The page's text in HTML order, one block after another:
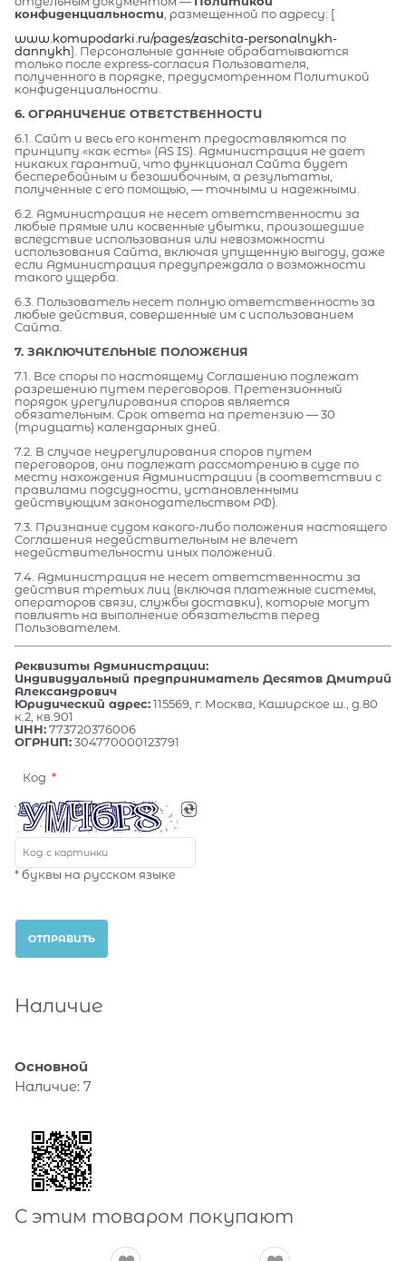
конфиденциальности , размещенной по адресу: [
www.komupodarki.ru/pages/zaschita-personalnykh-
dannykh]. Персональные данные обрабатываются
только после express-согласия Пользователя,
полученного в порядке, предусмотренном Политикой
конфиденциальности.
6. ОГРАНИЧЕНИЕ ОТВЕТСТВЕННОСТИ
6.1. Сайт и весь его контент предоставляются по
принципу «как есть» (AS IS). Администрация не дает
никаких гарантий, что функционал Сайта будет
бесперебойным и безошибочным, а результаты,
полученные с его помощью, — точными и надежными.
6.2. Администрация не несет ответственности за
любые прямые или косвенные убытки, произошедшие
вследствие использования или невозможности
использования Сайта, включая упущенную выгоду, даже
если Администрация предупреждала о возможности
такого ущерба.
6.3. Пользователь несет полную ответственность за
любые действия, совершенные им с использованием
Сайта.
7. ЗАКЛЮЧИТЕЛЬНЫЕ ПОЛОЖЕНИЯ
7.1. Все споры по настоящему Соглашению подлежат
разрешению путем переговоров. Претензионный
порядок урегулирования споров является
обязательным. Срок ответа на претензию — 30
(тридцать) календарных дней.
7.2. В случае неурегулирования споров путем
переговоров, они подлежат рассмотрению в суде по
месту нахождения Администрации (в соответствии с
правилами подсудности, установленными
действующим законодательством РФ).
7.3. Признание судом какого-либо положения настоящего
Соглашения недействительным не влечет
недействительности иных положений.
7.4. Администрация не несет ответственности за
действия третьих лиц (включая платежные системы,
операторов связи, службы доставки), которые могут
повлиять на выполнение обязательств перед
Пользователем.
Реквизиты Администрации:
Индивидуальный предприниматель Десятов Дмитрий
Александрович
Юридический адрес:115569, г. Москва, Каширское ш., д.80
к.2, кв.901
ИНН:773720376006
ОГРНИП:304770000123791
Код
* буквы на русском языке
Наличие
Основной
Наличие: 7
С этим товаром покупают